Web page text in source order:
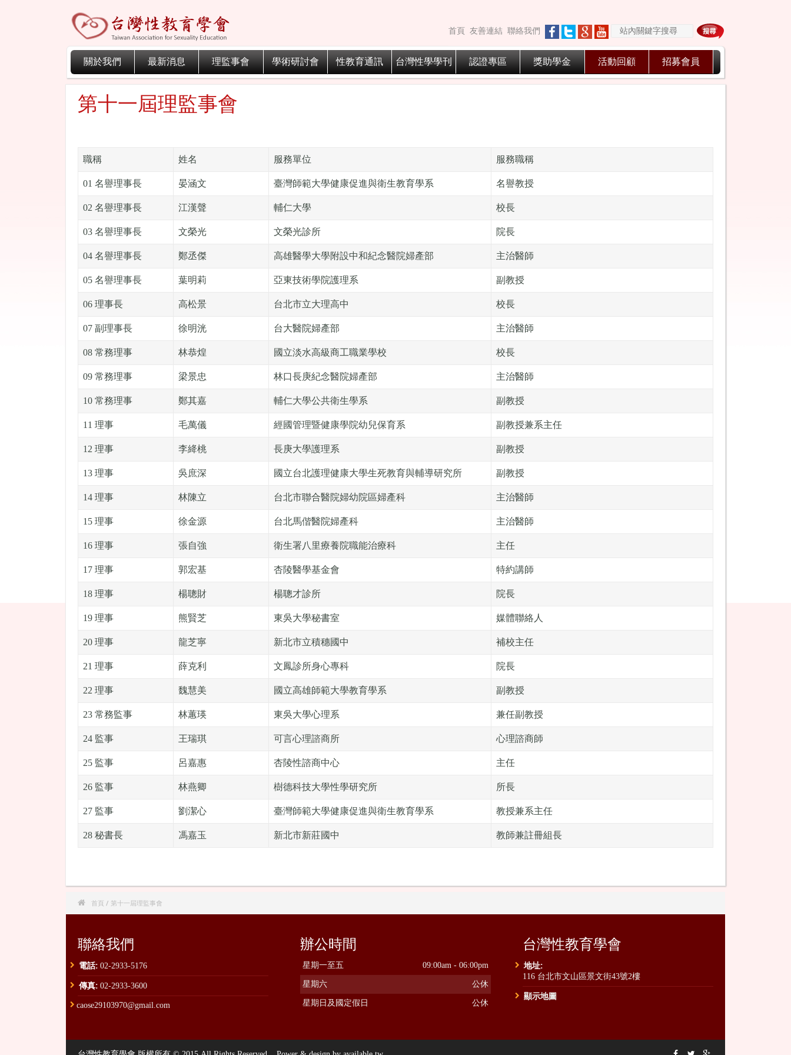
首頁 友善連結 聯絡我們
關於我們 最新消息 理監事會 學術研討會 性教育通訊 台灣性學學刊 認證專區 獎助學金 活動回顧 招募會員
第十一屆理監事會
職稱 姓名 服務單位 服務職稱
01 名譽理事長 晏涵文 臺灣師範大學健康促進與衛生教育學系 名譽教授
02 名譽理事長 江漢聲 輔仁大學 校長
03 名譽理事長 文榮光 文榮光診所 院長
04 名譽理事長 鄭丞傑 高雄醫學大學附設中和紀念醫院婦產部 主治醫師
05 名譽理事長 葉明莉 亞東技術學院護理系 副教授
06 理事長 高松景 台北市立大理高中 校長
07 副理事長 徐明洸 台大醫院婦產部 主治醫師
08 常務理事 林恭煌 國立淡水高級商工職業學校 校長
09 常務理事 梁景忠 林口長庚紀念醫院婦產部 主治醫師
10 常務理事 鄭其嘉 輔仁大學公共衛生學系 副教授
11 理事 毛萬儀 經國管理暨健康學院幼兒保育系 副教授兼系主任
12 理事 李絳桃 長庚大學護理系 副教授
13 理事 吳庶深 國立台北護理健康大學生死教育與輔導研究所 副教授
14 理事 林陳立 台北市聯合醫院婦幼院區婦產科 主治醫師
15 理事 徐金源 台北馬偕醫院婦產科 主治醫師
16 理事 張自強 衛生署八里療養院職能治療科 主任
17 理事 郭宏基 杏陵醫學基金會 特約講師
18 理事 楊聰財 楊聰才診所 院長
19 理事 熊賢芝 東吳大學秘書室 媒體聯絡人
20 理事 龍芝寧 新北市立積穗國中 補校主任
21 理事 薛克利 文鳳診所身心專科 院長
22 理事 魏慧美 國立高雄師範大學教育學系 副教授
23 常務監事 林蕙瑛 東吳大學心理系 兼任副教授
24 監事 王瑞琪 可言心理諮商所 心理諮商師
25 監事 呂嘉惠 杏陵性諮商中心 主任
26 監事 林燕卿 樹德科技大學性學研究所 所長
27 監事 劉潔心 臺灣師範大學健康促進與衛生教育學系 教授兼系主任
28 秘書長 馮嘉玉 新北市新莊國中 教師兼註冊組長
 首頁 / 第十一屆理監事會
聯絡我們
電話: 02-2933-5176
傳真: 02-2933-3600
caose29103970@gmail.com
辦公時間
星期一至五 09:00am - 06:00pm
星期六 公休
星期日及國定假日 公休
台灣性教育學會
地址:
116 台北市文山區景文街43號2樓
顯示地圖